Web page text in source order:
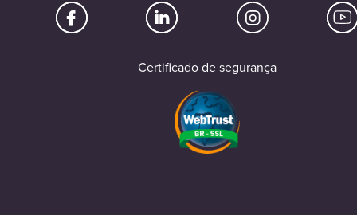
Certificado de segurança